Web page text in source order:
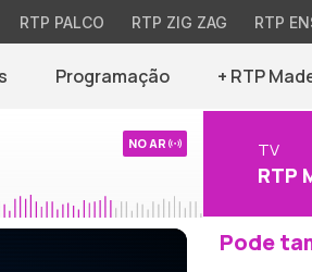
RTP PALCO RTP ZIG ZAG RTP
Programação + RTP
NO AR TV
RTP
Pode